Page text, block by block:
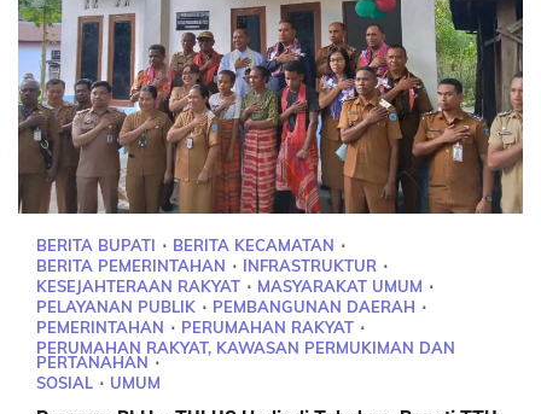
BERITA BUPATI
BERITA KECAMATAN
BERITA PEMERINTAHAN
INFRASTRUKTUR
KESEJAHTERAAN RAKYAT
MASYARAKAT UMUM
PELAYANAN PUBLIK
PEMBANGUNAN DAERAH
PEMERINTAHAN
PERUMAHAN RAKYAT
PERUMAHAN RAKYAT, KAWASAN PERMUKIMAN DAN
PERTANAHAN
SOSIAL
UMUM